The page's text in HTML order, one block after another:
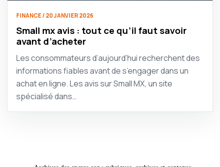
FINANCE / 20 JANVIER 2026
Small mx avis : tout ce qu’il faut savoir
avant d’acheter
Les consommateurs d’aujourd’hui recherchent des
informations fiables avant de s’engager dans un
achat en ligne. Les avis sur Small MX, un site
spécialisé dans…